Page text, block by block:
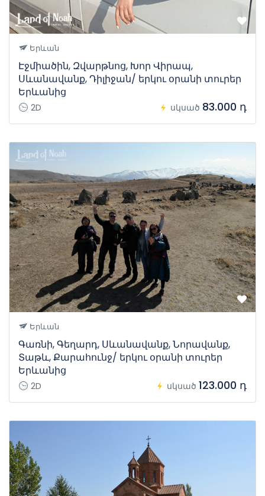
Երևան
Էջմիածին, Զվարթնոց, Խոր Վիրապ,
Սևանավանք, Դիլիջան/ երկու օրանի տուրեր
Երևանից
2D սկսած 83.000 դ
Երևան
Գառնի, Գեղարդ, Սևանավանք, Նորավանք,
Տաթև, Քարահունջ/ երկու օրանի տուրեր
Երևանից
2D սկսած 123.000 դ